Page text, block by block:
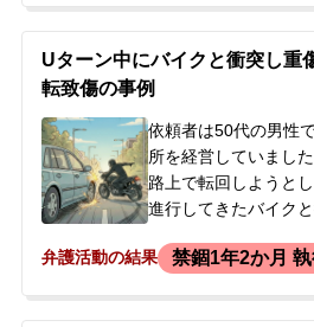
後、検察庁から呼び
後の対応、特に不起
かという点で当事務
Uターン中にバイクと衝突し重
転致傷の事例
依頼者は50代の男性
所を経営していまし
路上で転回しようと
進行してきたバイク
運転手は意識不明の
弁護活動の結果 禁錮1年2か月